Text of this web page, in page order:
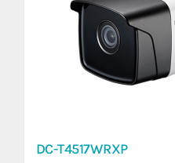
DC-T4517WRXP